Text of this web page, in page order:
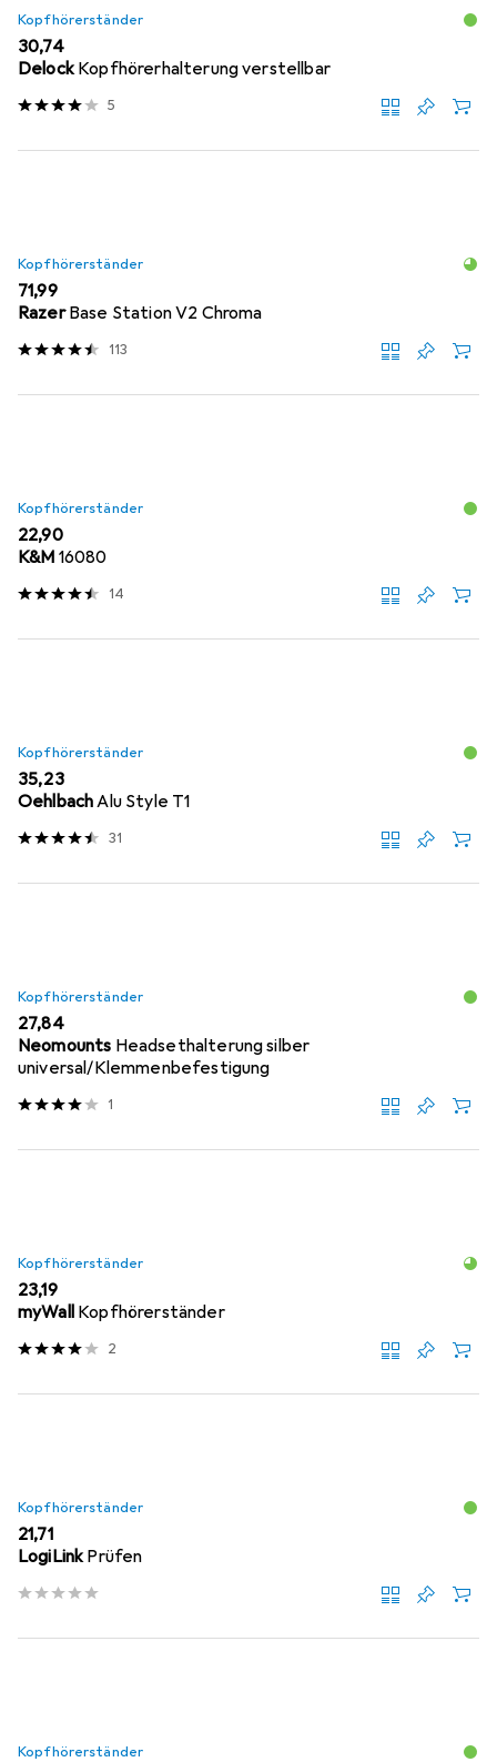
Kopfhörerständer
EUR
30,74
Delock Kopfhörerhalterung verstellbar
5
Kopfhörerständer
EUR
71,99
Razer Base Station V2 Chroma
113
Kopfhörerständer
EUR
22,90
K&M 16080
14
Kopfhörerständer
EUR
35,23
OehlbachAlu Style T1
31
Kopfhörerständer
EUR
27,84
Neomounts Headsethalterung silber
universal/Klemmenbefestigung
1
Kopfhörerständer
EUR
23,19
myWall Kopfhörerständer
2
Kopfhörerständer
EUR
21,71
LogiLinkPrüfen
Kopfhörerständer